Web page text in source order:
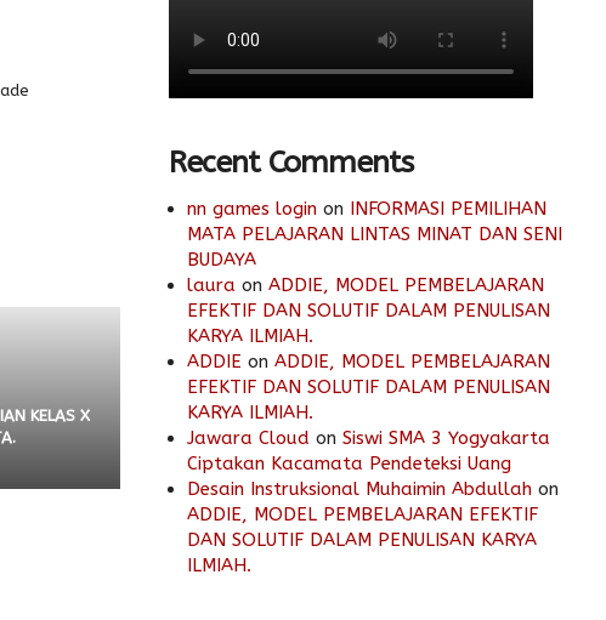
KELAS X
Recent Comments
nn games login on INFORMASI PEMILIHAN
MATA PELAJARAN LINTAS MINAT DAN SENI
BUDAYA
laura on ADDIE, MODEL PEMBELAJARAN
EFEKTIF DAN SOLUTIF DALAM PENULISAN
KARYA ILMIAH.
ADDIE on ADDIE, MODEL PEMBELAJARAN
EFEKTIF DAN SOLUTIF DALAM PENULISAN
KARYA ILMIAH.
Jawara Cloud on Siswi SMA 3 Yogyakarta
Ciptakan Kacamata Pendeteksi Uang
Desain Instruksional Muhaimin Abdullah on
ADDIE, MODEL PEMBELAJARAN EFEKTIF
DAN SOLUTIF DALAM PENULISAN KARYA
ILMIAH.